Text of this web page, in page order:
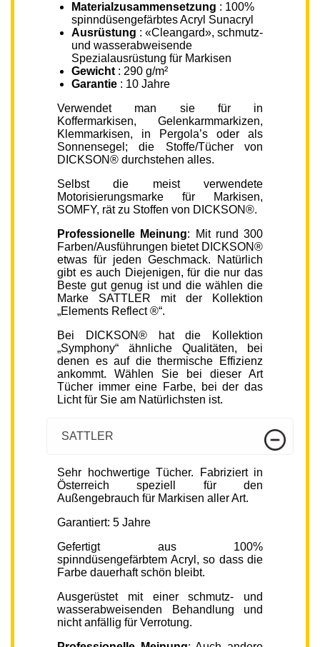
Materialzusammensetzung : 100%
spinndüsengefärbtes Acryl Sunacryl
Ausrüstung : «Cleangard», schmutz-
und wasserabweisende
Spezialausrüstung für Markisen
Gewicht : 290 g/m²
Garantie : 10 Jahre
Verwendet man sie für in
Koffermarkisen, Gelenkarmmarkizen,
Klemmarkisen, in Pergola’s oder als
Sonnensegel; die Stoffe/Tücher von
DICKSON® durchstehen alles.
Selbst die meist verwendete
Motorisierungsmarke für Markisen,
SOMFY, rät zu Stoffen von DICKSON®.
Professionelle Meinung: Mit rund 300
Farben/Ausführungen bietet DICKSON®
etwas für jeden Geschmack. Natürlich
gibt es auch Diejenigen, für die nur das
Beste gut genug ist und die wählen die
Marke SATTLER mit der Kollektion
„Elements Reflect ®“.
Bei DICKSON® hat die Kollektion
„Symphony“ ähnliche Qualitäten, bei
denen es auf die thermische Effizienz
ankommt. Wählen Sie bei dieser Art
Tücher immer eine Farbe, bei der das
Licht für Sie am Natürlichsten ist.
SATTLER
Sehr hochwertige Tücher. Fabriziert in
Österreich speziell für den
Außengebrauch für Markisen aller Art.
Garantiert: 5 Jahre
Gefertigt aus 100%
spinndüsengefärbtem Acryl, so dass die
Farbe dauerhaft schön bleibt.
Ausgerüstet mit einer schmutz- und
wasserabweisenden Behandlung und
nicht anfällig für Verrotung.